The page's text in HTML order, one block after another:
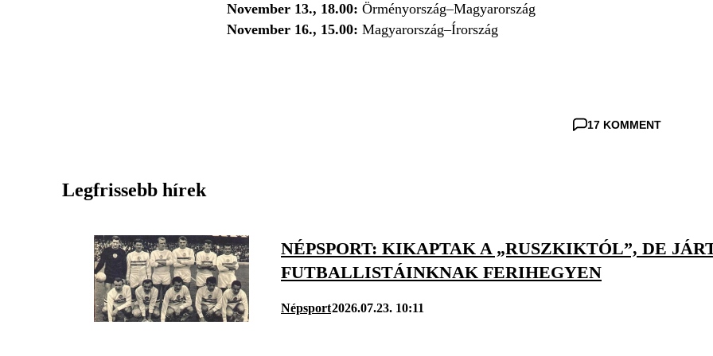
November 13., 18.00: Örményország–Magyarország
November 16., 15.00: Magyarország–Írország
17 KOMMENT
Legfrissebb hírek
NÉPSPORT: KIKAPTAK A „RUSZKIKTÓL”, DE
FUTBALLISTÁINKNAK FERIHEGYEN
Népsport2026.07.23. 10:11